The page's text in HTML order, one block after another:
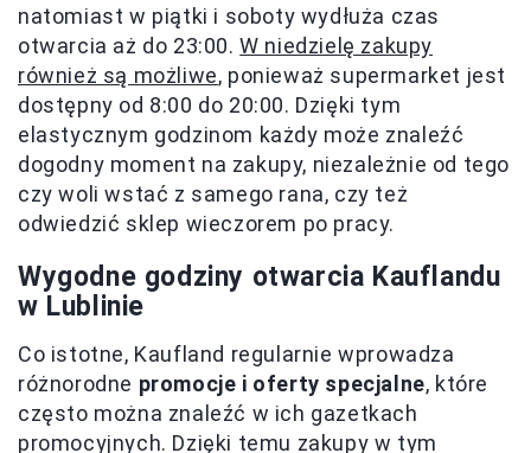
natomiast w piątki i soboty wydłuża czas
otwarcia aż do 23:00.W niedzielę zakupy
również są możliwe, ponieważ supermarket jest
dostępny od 8:00 do 20:00. Dzięki tym
elastycznym godzinom każdy może znaleźć
dogodny moment na zakupy, niezależnie od tego
czy woli wstać z samego rana, czy też
odwiedzić sklep wieczorem po pracy.
Wygodne godziny otwarcia Kauflandu
w Lublinie
Co istotne, Kaufland regularnie wprowadza
różnorodne promocje i oferty specjalne, które
często można znaleźć w ich gazetkach
promocyjnych. Dzięki temu zakupy w tym